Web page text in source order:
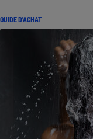
GUIDE D'ACHAT